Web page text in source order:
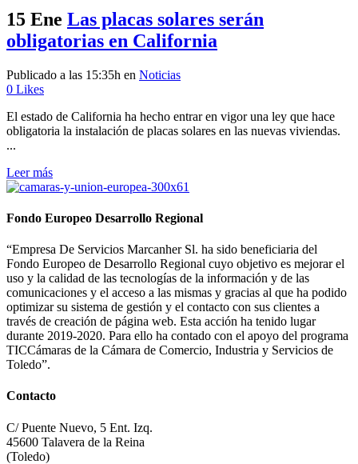
15 Ene Las placas solares serán
obligatorias en California
Publicado a las 15:35h en Noticias
0 Likes
El estado de California ha hecho entrar en vigor una ley que hace
obligatoria la instalación de placas solares en las nuevas viviendas.
...
Leer más
Fondo Europeo Desarrollo Regional
“Empresa De Servicios Marcanher Sl. ha sido beneficiaria del
Fondo Europeo de Desarrollo Regional cuyo objetivo es mejorar el
uso y la calidad de las tecnologías de la información y de las
comunicaciones y el acceso a las mismas y gracias al que ha podido
optimizar su sistema de gestión y el contacto con sus clientes a
través de creación de página web. Esta acción ha tenido lugar
durante 2019-2020. Para ello ha contado con el apoyo del programa
TICCámaras de la Cámara de Comercio, Industria y Servicios de
Toledo”.
Contacto
C/ Puente Nuevo, 5 Ent. Izq.
45600 Talavera de la Reina
(Toledo)